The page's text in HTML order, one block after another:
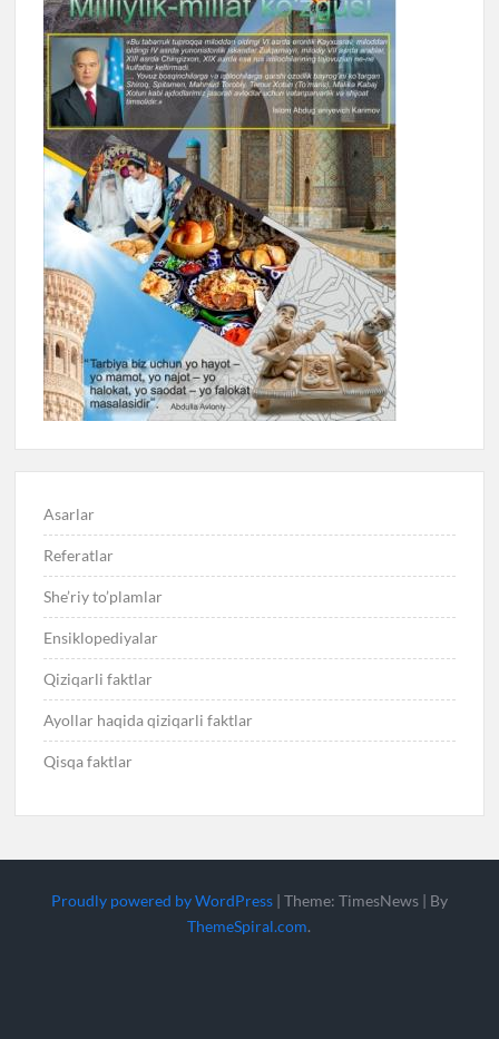
Asarlar
Referatlar
She’riy to’plamlar
Ensiklopediyalar
Qiziqarli faktlar
Ayollar haqida qiziqarli faktlar
Qisqa faktlar
Proudly powered by WordPress | Theme: TimesNews | By
ThemeSpiral.com.